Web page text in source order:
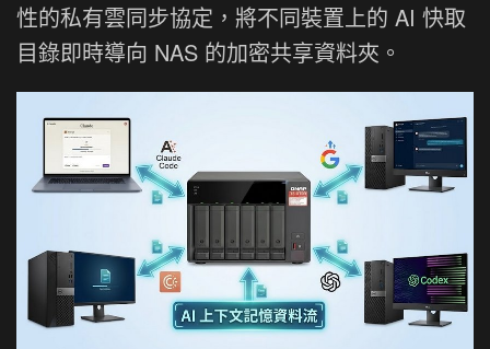
性的私有雲同步協定，將不同裝置上的 AI 快取
目錄即時導向 NAS 的加密共享資料夾。